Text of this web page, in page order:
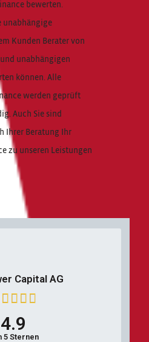
bewerten.
unabhängige
Kunden Berater von
unabhängigen
können. Alle
werden geprüft
Auch Sie sind
Ihrer Beratung Ihr
zu unseren Leistungen
Capital AG
4.9
5 Sternen